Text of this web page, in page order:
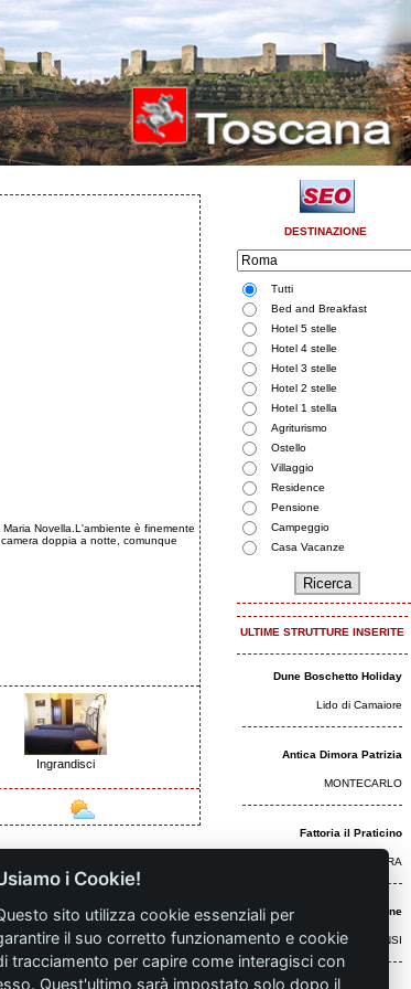
DESTINAZIONE
Tutti
Bed and Breakfast
Hotel 5 stelle
Hotel 4 stelle
Hotel 3 stelle
Hotel 2 stelle
Hotel 1 stella
Agriturismo
Ostello
Villaggio
Residence
Pensione
Campeggio
Casa Vacanze
ULTIME STRUTTURE INSERITE
Dune Boschetto Holiday
Lido di Camaiore
Antica Dimora Patrizia
MONTECARLO
Fattoria il Praticino
CASTELFRANCO DI SOPRA
Agriturismo Le Cantine
POGGIBONSI
Novella.L'ambiente è finemente
doppia a notte, comunque
Ingrandisci
i Cookie!
sito utilizza cookie essenziali per
il suo corretto funzionamento e cookie
tracciamento per capire come interagisci con
Quest'ultimo sarà impostato solo dopo il